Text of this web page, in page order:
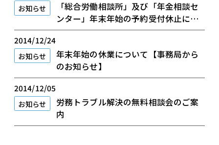
お知らせ
「総合労働相談所」及び「年金相談セ
ンター」年末年始の予約受付休止につ
いて
2014/12/24
お知らせ
年末年始の休業について【事務局から
のお知らせ】
2014/12/05
お知らせ
労務トラブル解決の無料相談会のご案
内